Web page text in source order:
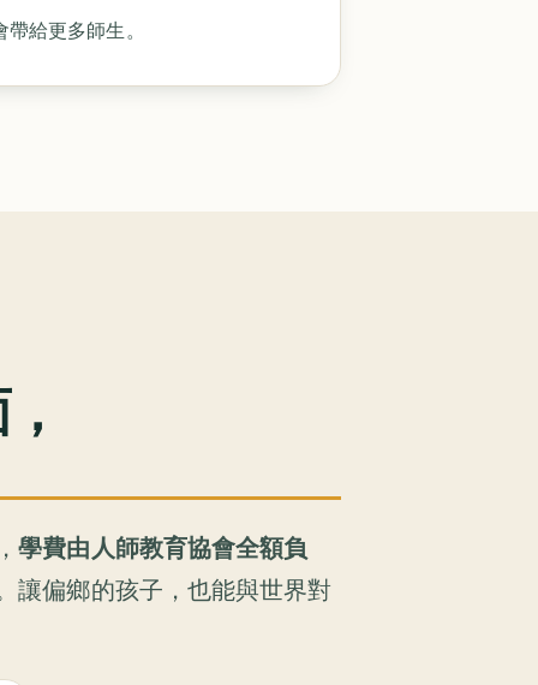
給更多師生。
學費由人師教育協會全額負
讓偏鄉的孩子，也能與世界對